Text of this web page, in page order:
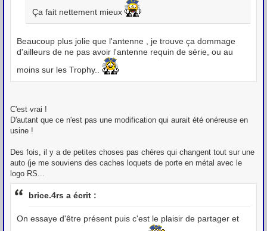
Ça fait nettement mieux
Beaucoup plus jolie que l'antenne , je trouve ça dommage
d'ailleurs de ne pas avoir l'antenne requin de série, ou au
moins sur les Trophy..
C'est vrai !
D'autant que ce n'est pas une modification qui aurait été onéreuse en
usine !
Des fois, il y a de petites choses pas chères qui changent tout sur une
auto (je me souviens des caches loquets de porte en métal avec le
logo RS...
brice.4rs a écrit :
On essaye d'être présent puis c'est le plaisir de partager et